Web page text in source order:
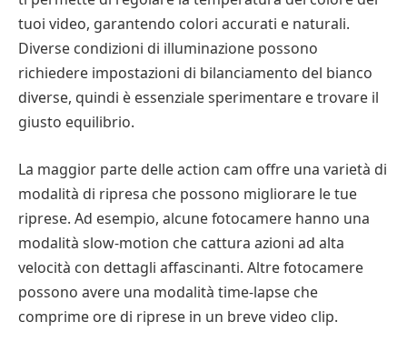
tuoi video, garantendo colori accurati e naturali.
Diverse condizioni di illuminazione possono
richiedere impostazioni di bilanciamento del bianco
diverse, quindi è essenziale sperimentare e trovare il
giusto equilibrio.
La maggior parte delle action cam offre una varietà di
modalità di ripresa che possono migliorare le tue
riprese. Ad esempio, alcune fotocamere hanno una
modalità slow-motion che cattura azioni ad alta
velocità con dettagli affascinanti. Altre fotocamere
possono avere una modalità time-lapse che
comprime ore di riprese in un breve video clip.